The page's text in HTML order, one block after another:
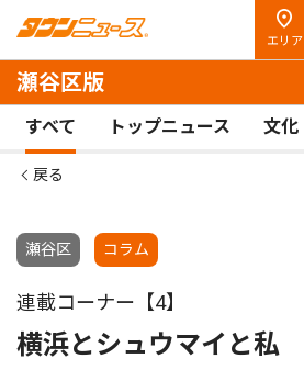
エリア
瀬谷区版
すべて トップニュース 文化
戻る
瀬谷区 コラム
連載コーナー【4】
横浜とシュウマイと私